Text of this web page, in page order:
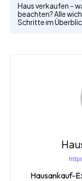
Haus verkaufen –
beachten? Alle
Schritte im
Hausankauf-